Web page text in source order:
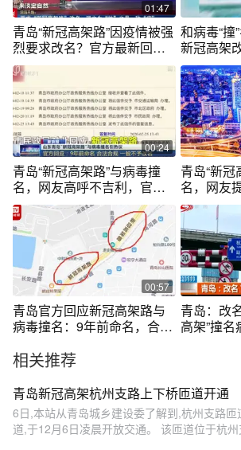
01:47
青岛“新冠高架路”因疫情被强
烈要求改名？官方最新回应
来了
和病毒“撞
新冠高架
00:24
青岛“新冠高架路”与病毒撞
名，网友高呼不吉利，官方
回应了！
青岛“新冠
名，网友
应了
00:57
青岛官方回应新冠高架路与
病毒撞名：9年前命名，合法
青岛：改
高架”撞
相关推荐
青岛新冠高架杭州支路上下桥匝道开通
6日,本站从青岛城乡建设委了解到,杭州支路
道,于12月6日凌晨开放交通。 该匝道位于杭